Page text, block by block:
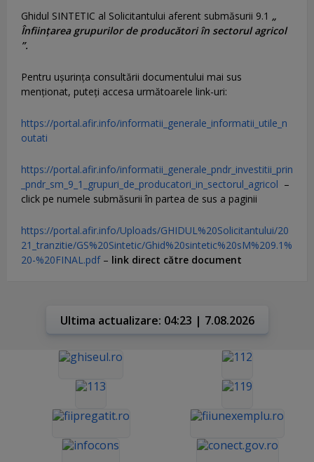
Ghidul SINTETIC al Solicitantului aferent submăsurii 9.1 „
Înființarea grupurilor de producători în sectorul agricol
”.
Pentru uşurinţa consultării documentului mai sus
menţionat, puteţi accesa următoarele link-uri:
https://portal.afir.info/informatii_generale_informatii_utile_n
outati
https://portal.afir.info/informatii_generale_pndr_investitii_prin
_pndr_sm_9_1_grupuri_de_producatori_in_sectorul_agricol –
click pe numele submăsurii în partea de sus a paginii
https://portal.afir.info/Uploads/GHIDUL%20Solicitantului/20
21_tranzitie/GS%20Sintetic/Ghid%20sintetic%20sM%209.1%
20-%20FINAL.pdf– link direct către document
Ultima actualizare: 04:23 | 7.08.2026